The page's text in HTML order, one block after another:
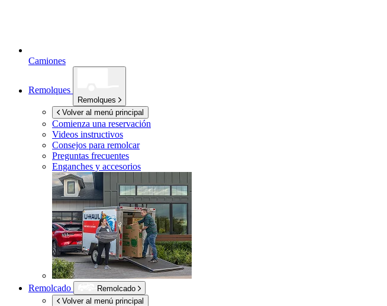
Camiones
Remolques
Remolques
Volver al menú principal
Comienza una reservación
Videos instructivos
Consejos para remolcar
Preguntas frecuentes
Enganches y accesorios
Remolcado
Remolcado
Volver al menú principal